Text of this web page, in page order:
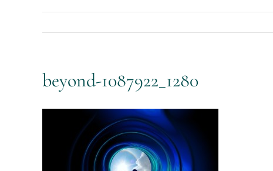
beyond-1087922_1280